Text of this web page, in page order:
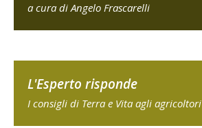
a cura di Angelo Frascarelli
L'Esperto risponde
I consigli di Terra e Vita agli agricoltori